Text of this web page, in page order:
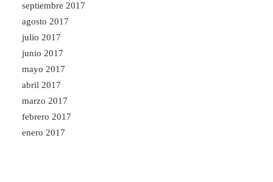
septiembre 2017
agosto 2017
julio 2017
junio 2017
mayo 2017
abril 2017
marzo 2017
febrero 2017
enero 2017